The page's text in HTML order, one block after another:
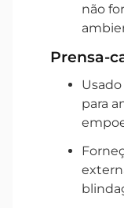
não
Prensa-
para